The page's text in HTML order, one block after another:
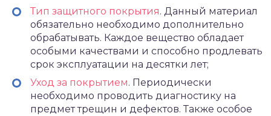
Тип защитного покрытия. Данный материал
обязательно необходимо дополнительно
обрабатывать. Каждое вещество обладает
особыми качествами и способно продлевать
срок эксплуатации на десятки лет;
Уход за покрытием. Периодически
необходимо проводить диагностику на
предмет трещин и дефектов. Также особое